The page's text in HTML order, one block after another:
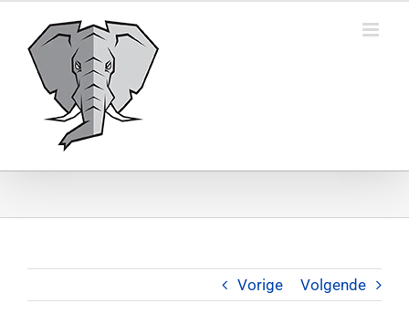
inhoud
Vorige Volgende